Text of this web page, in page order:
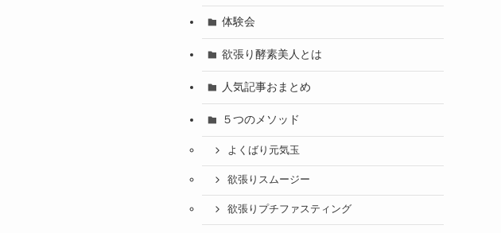
体験会
欲張り酵素美人とは
人気記事おまとめ
５つのメソッド
よくばり元気玉
欲張りスムージー
欲張りプチファスティング